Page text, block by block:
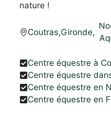
nature !
Coutras,Gironde,
Centre équestre à
Centre équestre
Centre équestre en
Centre équestre en